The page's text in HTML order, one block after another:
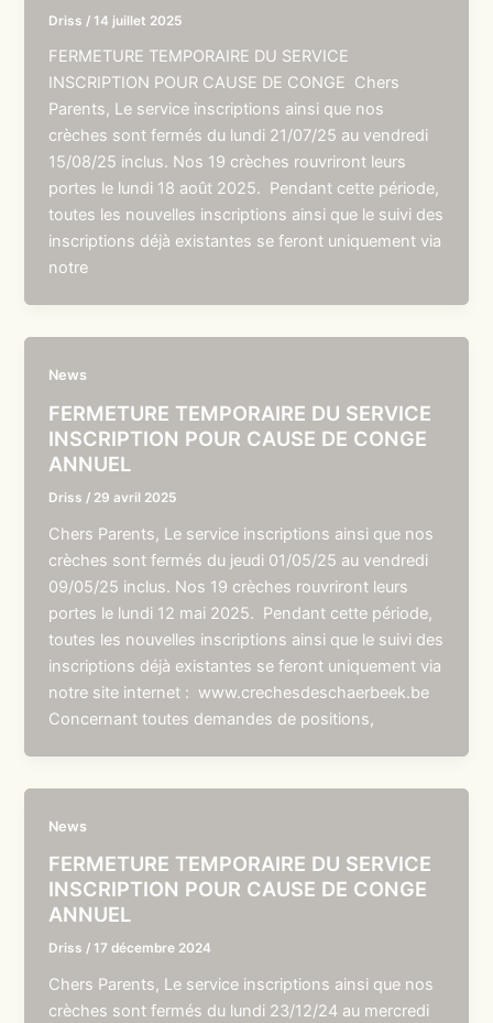
Driss /14 juillet 2025
FERMETURE TEMPORAIRE DU SERVICE
INSCRIPTION POUR CAUSE DE CONGE Chers
Parents, Le service inscriptions ainsi que nos
crèches sont fermés du lundi 21/07/25 au vendredi
15/08/25 inclus. Nos 19 crèches rouvriront leurs
portes le lundi 18 août 2025. Pendant cette période,
toutes les nouvelles inscriptions ainsi que le suivi des
inscriptions déjà existantes se feront uniquement via
notre
News
FERMETURE TEMPORAIRE DU SERVICE
INSCRIPTION POUR CAUSE DE CONGE
ANNUEL
Driss / 29 avril 2025
Chers Parents, Le service inscriptions ainsi que nos
crèches sont fermés du jeudi 01/05/25 au vendredi
09/05/25 inclus. Nos 19 crèches rouvriront leurs
portes le lundi 12 mai 2025. Pendant cette période,
toutes les nouvelles inscriptions ainsi que le suivi des
inscriptions déjà existantes se feront uniquement via
notre site internet : www.crechesdeschaerbeek.be
Concernant toutes demandes de positions,
News
FERMETURE TEMPORAIRE DU SERVICE
INSCRIPTION POUR CAUSE DE CONGE
ANNUEL
Driss /17 décembre 2024
Chers Parents, Le service inscriptions ainsi que nos
crèches sont fermés du lundi 23/12/24 au mercredi